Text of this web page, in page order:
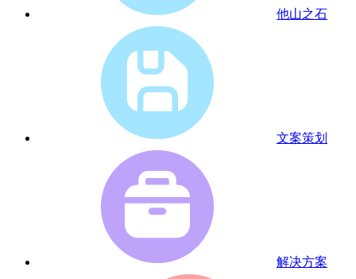
他山之石
文案策划
解决方案